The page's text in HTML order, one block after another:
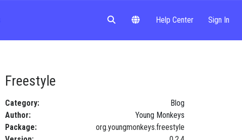
Help Center Sign In
Freestyle
Category:
Blog
Author:
Young Monkeys
Package:
org.youngmonkeys.freestyle